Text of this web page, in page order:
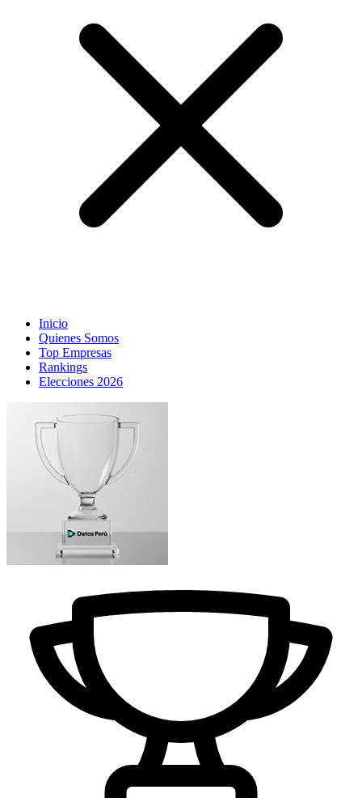
Inicio
Quienes Somos
Top Empresas
Rankings
Elecciones 2026